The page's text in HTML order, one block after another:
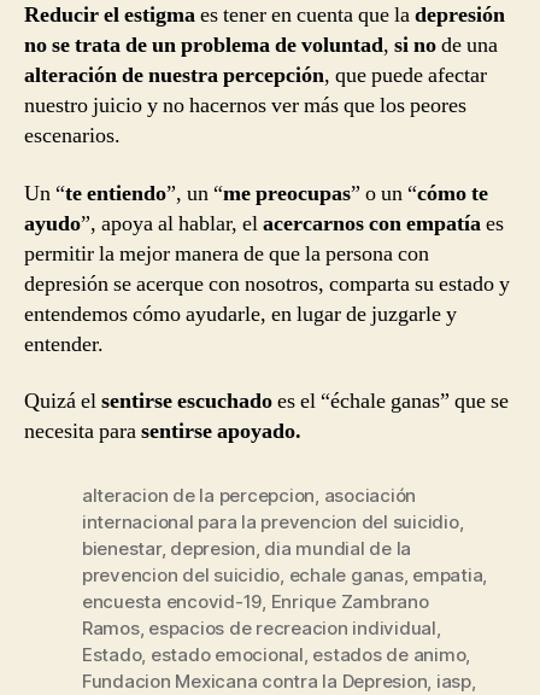
Reducir el estigmaes tener en cuenta que ladepresión
no se trata de un problema de voluntad, si node una
alteración de nuestra percepción, que puede afectar
nuestro juicio y no hacernos ver más que los peores
escenarios.
Un “te entiendo”, un “me preocupas” o un “cómo te
ayudo”, apoya al hablar, elacercarnos con empatíaes
permitir la mejor manera de que la persona con
depresión se acerque con nosotros, comparta su estado y
entendemos cómo ayudarle, en lugar de juzgarle y
entender.
Quizá elsentirse escuchadoes el “échale ganas” que se
necesita parasentirse apoyado.
alteracion de la percepcion, asociación
internacional para la prevencion del suicidio,
bienestar, depresion, dia mundial de la
prevencion del suicidio, echale ganas, empatia,
encuesta encovid-19, Enrique Zambrano
Ramos, espacios de recreacion individual,
Estado, estado emocional, estados de animo,
Fundacion Mexicana contra la Depresion, iasp,